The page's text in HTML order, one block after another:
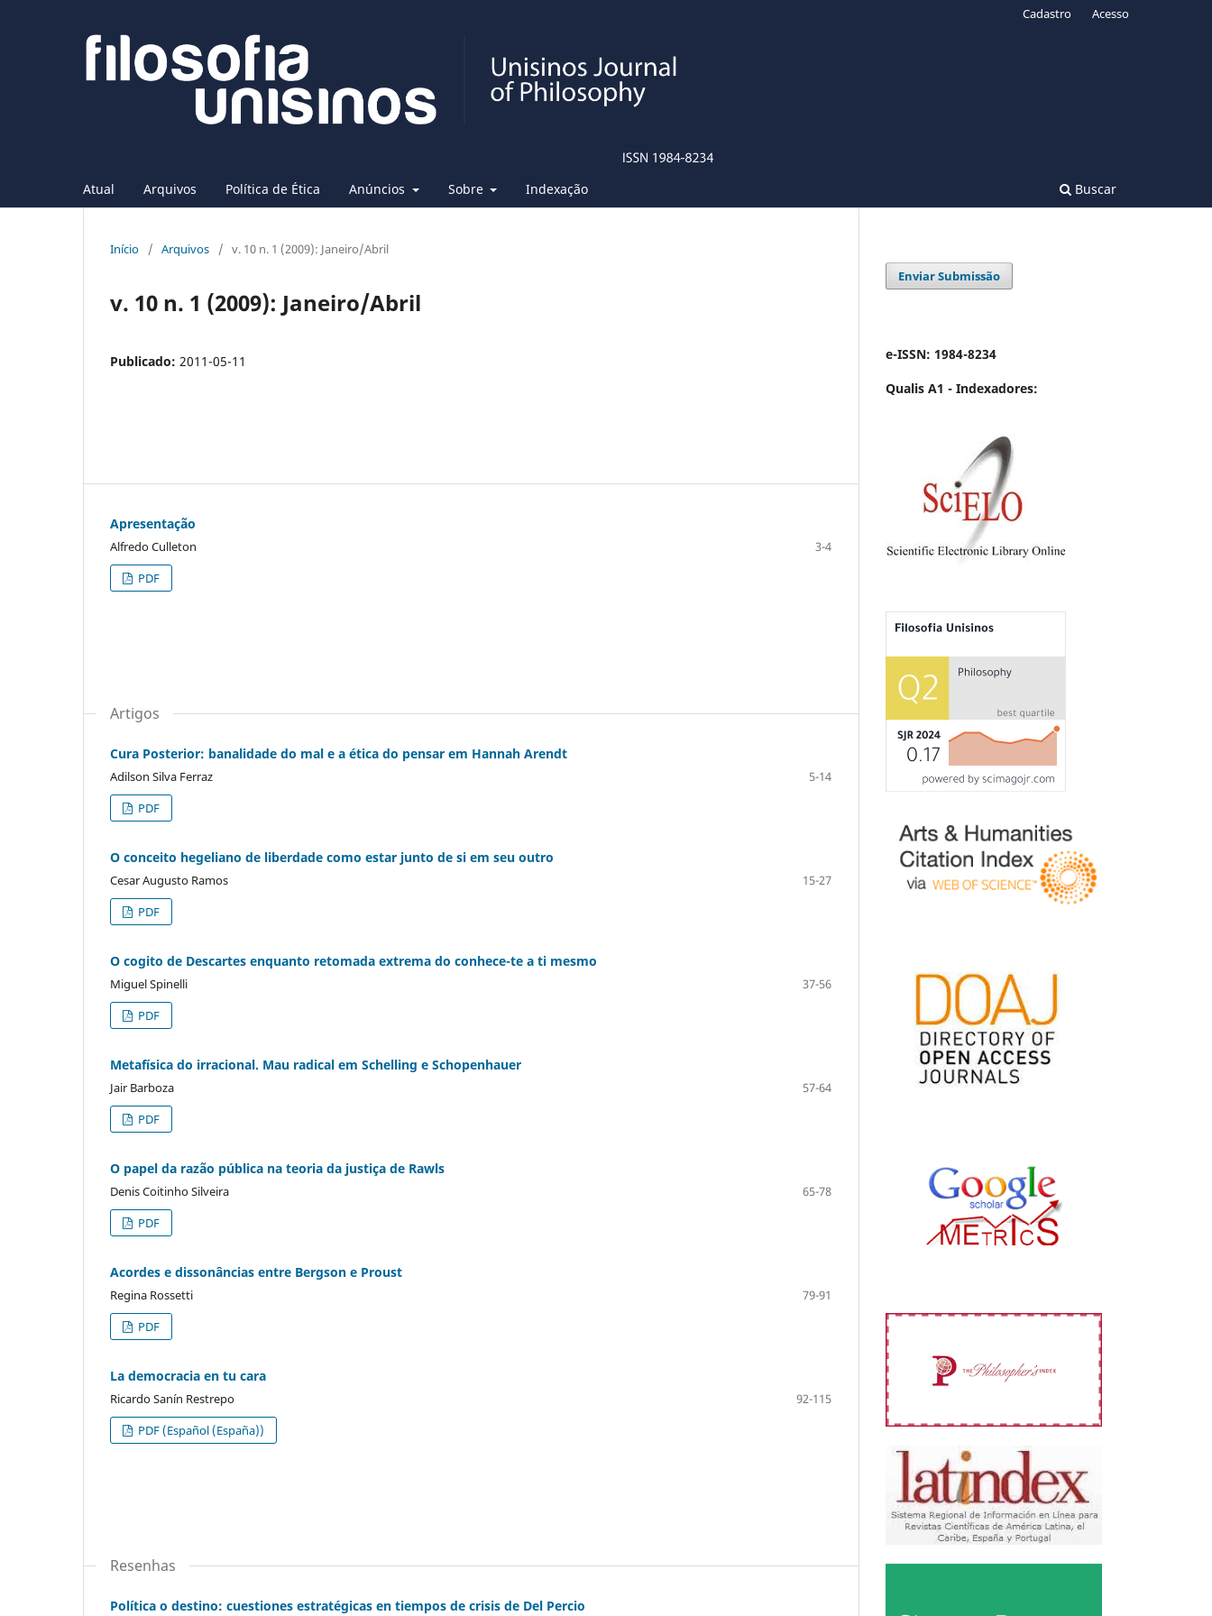
Atual Arquivos Política de Ética Anúncios Sobre Indexação Buscar
Cadastro Acesso
Início / Arquivos / v. 10 n. 1 (2009): Janeiro/Abril
v. 10 n. 1 (2009): Janeiro/Abril
Publicado: 2011-05-11
Apresentação
Alfredo Culleton
3-4
PDF
Artigos
Cura Posterior: banalidade do mal e a ética do pensar em Hannah Arendt
Adilson Silva Ferraz
5-14
PDF
O conceito hegeliano de liberdade como estar junto de si em seu outro
Cesar Augusto Ramos
15-27
PDF
O cogito de Descartes enquanto retomada extrema do conhece-te a ti mesmo
Miguel Spinelli
37-56
PDF
Metafísica do irracional. Mau radical em Schelling e Schopenhauer
Jair Barboza
57-64
PDF
O papel da razão pública na teoria da justiça de Rawls
Denis Coitinho Silveira
65-78
PDF
Acordes e dissonâncias entre Bergson e Proust
Regina Rossetti
79-91
PDF
La democracia en tu cara
Ricardo Sanín Restrepo
92-115
PDF (Español (España))
Resenhas
Política o destino: cuestiones estratégicas en tiempos de crisis de Del Percio
Enviar Submissão
e-ISSN: 1984-8234
Qualis A1 - Indexadores: